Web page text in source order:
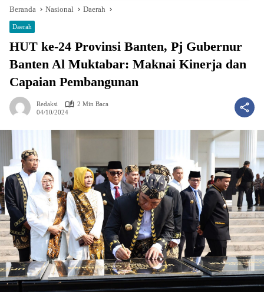
Beranda Nasional Daerah
Daerah
HUT ke-24 Provinsi Banten, Pj Gubernur
Banten Al Muktabar: Maknai Kinerja dan
Capaian Pembangunan
Redaksi
2 Min Baca
04/10/2024